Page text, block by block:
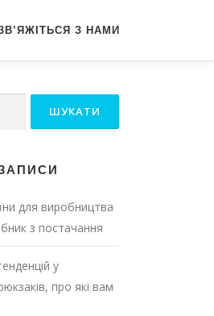
З НАМИ
для виробництва
з постачання
у
про які вам